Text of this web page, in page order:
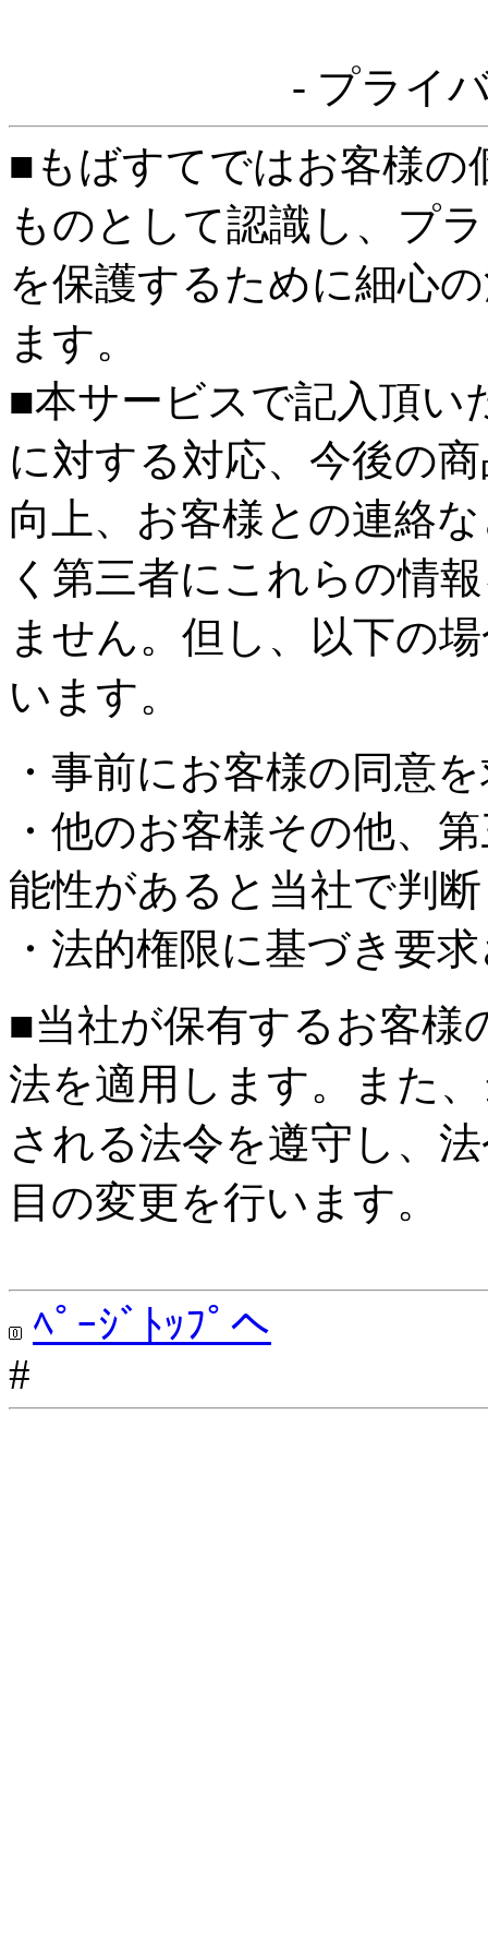
- プライ
■もばすてではお客様の
ものとして認識し、プ
を保護するために細心
ます。
■本サービスで記入頂い
に対する対応、今後の
向上、お客様との連絡
く第三者にこれらの情
ません。但し、以下の
います。
・事前にお客様の同意
・他のお客様その他、
能性があると当社で判
・法的権限に基づき要
■当社が保有するお客様
法を適用します。また
される法令を遵守し、
目の変更を行います。
ﾍﾟｰｼﾞﾄｯﾌﾟへ
#